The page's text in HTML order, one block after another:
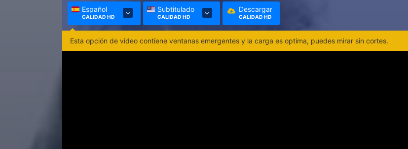
Español
CALIDAD HD
Subtitulado
CALIDAD HD
Descargar
CALIDAD HD
Esta opción de video contiene ventanas emergentes y la carga es optima, puedes mirar sin cortes.